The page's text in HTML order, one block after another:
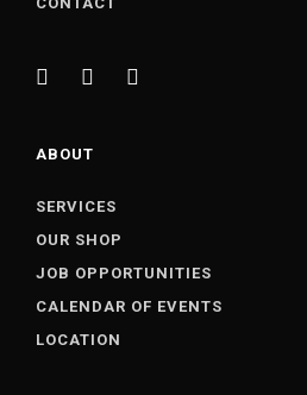
ABOUT
SERVICES
OUR SHOP
JOB OPPORTUNITIES
CALENDAR OF EVENTS
LOCATION